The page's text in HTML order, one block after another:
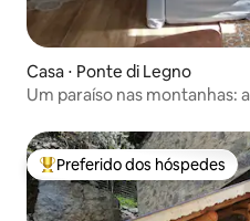
Casa ⋅ Ponte di Legno
Um paraíso nas montanhas:
Entre os melhores
Preferido dos hóspedes